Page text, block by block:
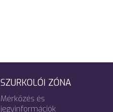
SZURKOLÓI ZÓNA
Mérkőzés és
jegyinformációk